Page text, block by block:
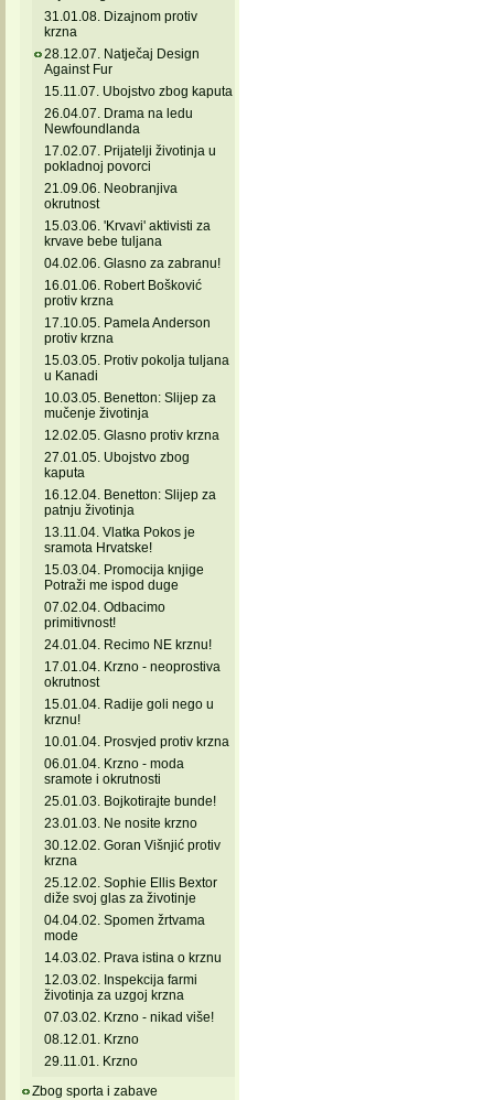
31.01.08. Dizajnom protiv
krzna
28.12.07. Natječaj Design
Against Fur
15.11.07. Ubojstvo zbog kaputa
26.04.07. Drama na ledu
Newfoundlanda
17.02.07. Prijatelji životinja u
pokladnoj povorci
21.09.06. Neobranjiva
okrutnost
15.03.06. 'Krvavi' aktivisti za
krvave bebe tuljana
04.02.06. Glasno za zabranu!
16.01.06. Robert Bošković
protiv krzna
17.10.05. Pamela Anderson
protiv krzna
15.03.05. Protiv pokolja tuljana
u Kanadi
10.03.05. Benetton: Slijep za
mučenje životinja
12.02.05. Glasno protiv krzna
27.01.05. Ubojstvo zbog
kaputa
16.12.04. Benetton: Slijep za
patnju životinja
13.11.04. Vlatka Pokos je
sramota Hrvatske!
15.03.04. Promocija knjige
Potraži me ispod duge
07.02.04. Odbacimo
primitivnost!
24.01.04. Recimo NE krznu!
17.01.04. Krzno - neoprostiva
okrutnost
15.01.04. Radije goli nego u
krznu!
10.01.04. Prosvjed protiv krzna
06.01.04. Krzno - moda
sramote i okrutnosti
25.01.03. Bojkotirajte bunde!
23.01.03. Ne nosite krzno
30.12.02. Goran Višnjić protiv
krzna
25.12.02. Sophie Ellis Bextor
diže svoj glas za životinje
04.04.02. Spomen žrtvama
mode
14.03.02. Prava istina o krznu
12.03.02. Inspekcija farmi
životinja za uzgoj krzna
07.03.02. Krzno - nikad više!
08.12.01. Krzno
29.11.01. Krzno
Zbog sporta i zabave